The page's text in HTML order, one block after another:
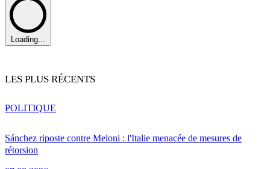
Loading...
LES PLUS RÉCENTS
Sánchez riposte contre Meloni : l'Italie menacée de mesures de
rétorsion
POLITIQUE